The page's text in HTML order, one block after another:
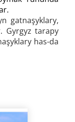
gatnaşyklary,
Gyrgyz tarapy
has-da